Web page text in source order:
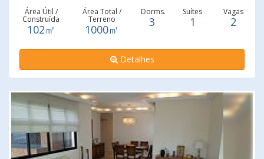
planejada e área de serviço. Condomínio com piscinas
(adultos e infantil), salão de festas, salão de jogos,
academia, sauna, quadras poliesportivas, playground,
espaço gourmet, 2 vagas de garagem; Ótima localização,
acesso fácil à Av. Imirim, Av. Direitos Humanos, Av. Eng.
Caetano Álvares, Marginal Tietê, Vias locais. Obs: Próximo
vários bancos na região, mercados, comércios, colégios,
Metrô Santana
Área Útil /
Construída
102㎡
Área Total /
Terreno
1000㎡
Dorms.
3
Suítes
1
Vagas
2
Detalhes